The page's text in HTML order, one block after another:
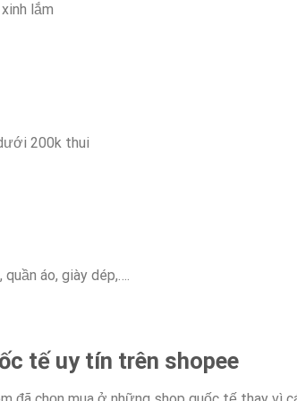
lắm
200k thui
áo, giày dép,….
tế uy tín trên shopee